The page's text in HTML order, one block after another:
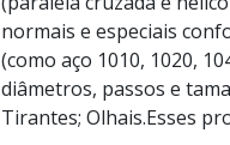
normais e especiais
(como aço 1010, 1020,
diâmetros, passos e
Tirantes; Olhais.Esses